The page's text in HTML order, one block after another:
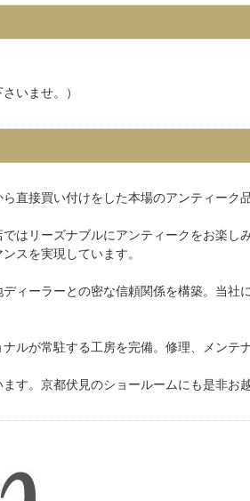
いませ。）
直接買い付けをした本場のアンティーク
はリーズナブルにアンティークをお楽
スを実現しています。
ィーラーとの密な信頼関係を構築。当
ルが常駐する工房を完備。修理、メンテ
す。京都伏見のショールームにも是非お